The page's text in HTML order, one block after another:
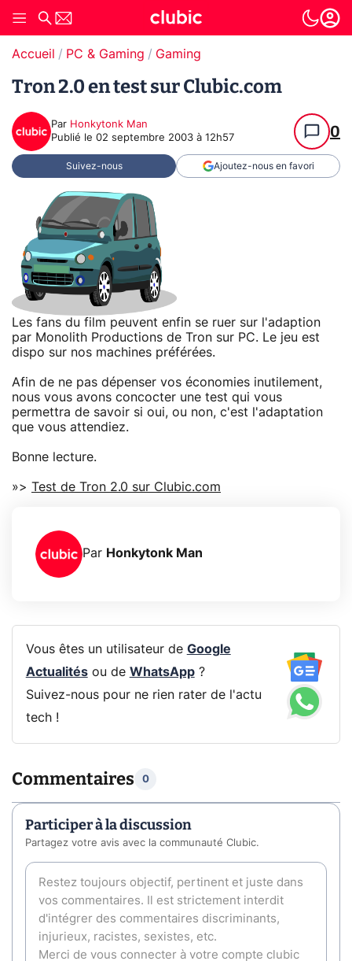
Accueil PC & Gaming Gaming
Tron 2.0 en test sur Clubic.com
Par Honkytonk Man
Publié le 02 septembre 2003 à 12h57 0
Suivez-nous Ajoutez-nous en favori
Les fans du film peuvent enfin se ruer sur l'adaption
par Monolith Productions de Tron sur PC. Le jeu est
dispo sur nos machines préférées.
Afin de ne pas dépenser vos économies inutilement,
nous vous avons concocter une test qui vous
permettra de savoir si oui, ou non, c'est l'adaptation
que vous attendiez.
Bonne lecture.
»> Test de Tron 2.0 sur Clubic.com
Par Honkytonk Man
Vous êtes un utilisateur de Google
Actualitésou de WhatsApp?
Suivez-nous pour ne rien rater de l'actu
tech !
Commentaires 0
Participer à la discussion
Partagez votre avis avec la communauté Clubic.